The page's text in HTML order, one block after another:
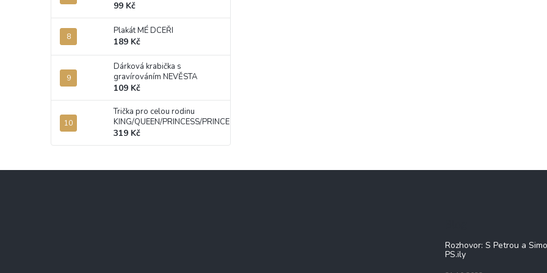
99 Kč
Plakát MÉ DCEŘI
189 Kč
Dárková krabička s
gravírováním NEVĚSTA
109 Kč
Trička pro celou rodinu
KING/QUEEN/PRINCESS/PRINCE
319 Kč
Rozhovor: S Petrou a
PS.ily